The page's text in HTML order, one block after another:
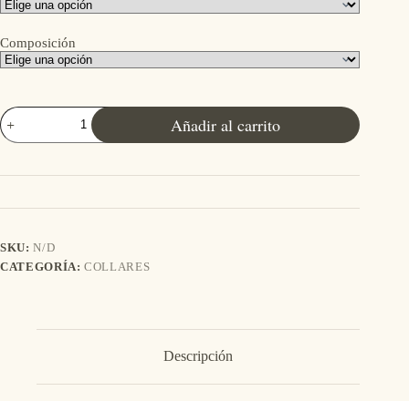
Composición
Aveline
cantidad
Añadir al carrito
SKU:N/D
CATEGORÍA:COLLARES
Descripción